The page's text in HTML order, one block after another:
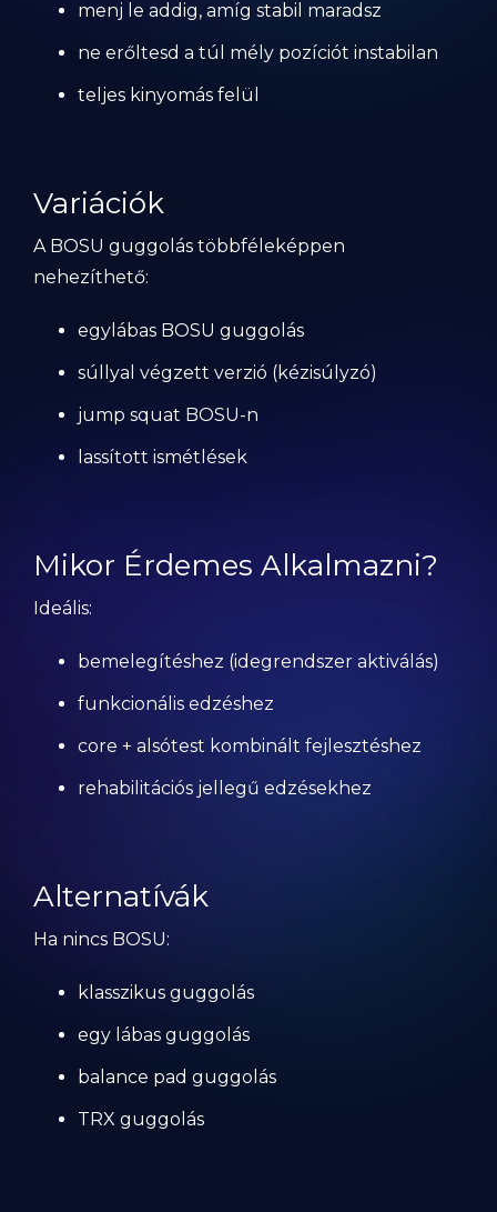
menj le addig, amíg stabil maradsz
ne erőltesd a túl mély pozíciót instabilan
teljes kinyomás felül
Variációk
A BOSU guggolás többféleképpen
nehezíthető:
egylábas BOSU guggolás
súllyal végzett verzió (kézisúlyzó)
jump squat BOSU-n
lassított ismétlések
Mikor Érdemes Alkalmazni?
Ideális:
bemelegítéshez (idegrendszer aktiválás)
funkcionális edzéshez
core + alsótest kombinált fejlesztéshez
rehabilitációs jellegű edzésekhez
Alternatívák
Ha nincs BOSU:
klasszikus guggolás
egy lábas guggolás
balance pad guggolás
TRX guggolás